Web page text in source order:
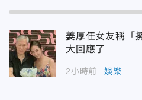
姜厚任女友稱「
大回應了
2小時前 娛樂